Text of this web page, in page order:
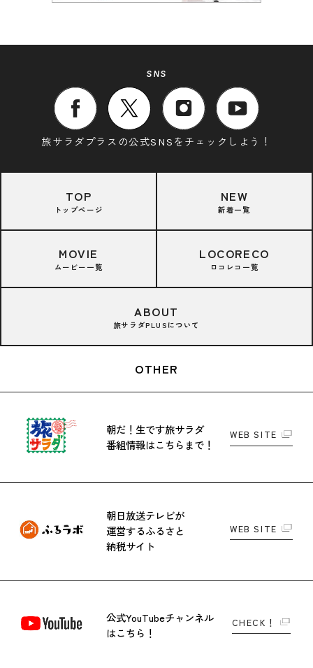
SNS
旅サラダプラスの公式SNSをチェックしよう！
TOP
トップページ
NEW
新着一覧
MOVIE
ムービー一覧
LOCORECO
ロコレコ一覧
ABOUT
旅サラダPLUSについて
OTHER
朝だ！生です旅サラダ
番組情報はこちらまで！
WEB SITE
朝日放送テレビが
運営するふるさと
納税サイト
WEB SITE
公式YouTubeチャンネル
はこちら！
CHECK！